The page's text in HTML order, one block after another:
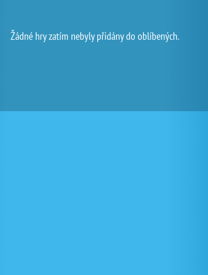
Žádné hry zatím nebyly přidány do oblíbených.